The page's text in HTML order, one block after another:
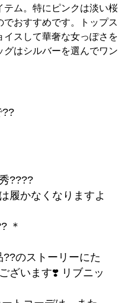
テム。特にピンクは淡い桜
おすすめです。トップス
スして華奢な女っぽさを
はシルバーを選んでワン
??
????
履かなくなりますよ
＊
のストーリーにた
ざいます❣️ リブニッ